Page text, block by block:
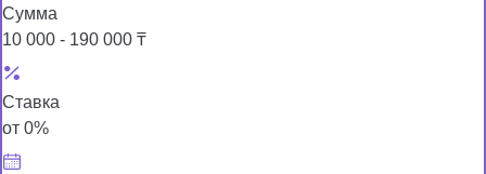
Сумма
10 000 - 190 000 ₸
Ставка
от 0%